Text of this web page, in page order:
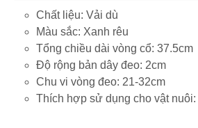
Chất liệu: Vải dù
Màu sắc: Xanh rêu
Tổng chiều dài vòng cổ: 37.5cm
Độ rộng bản dây đeo: 2cm
Chu vi vòng đeo: 21-32cm
Thích hợp sử dụng cho vật nuôi: